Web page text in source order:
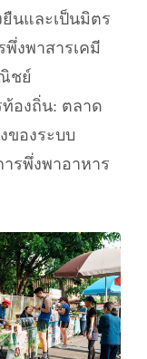
นและเป็นมิตร
งพาสารเคมี
ชย์
ท้องถิ่น: ตลาด
ของระบบ
รพึ่งพาอาหาร